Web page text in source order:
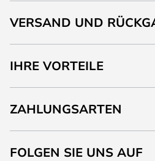
VERSAND UND
IHRE VORTEILE
ZAHLUNGSARTEN
FOLGEN SIE UNS AUF